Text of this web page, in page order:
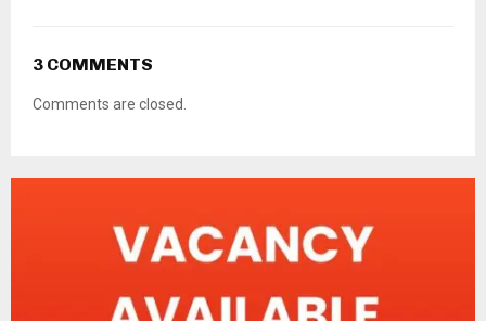
3 COMMENTS
Comments are closed.